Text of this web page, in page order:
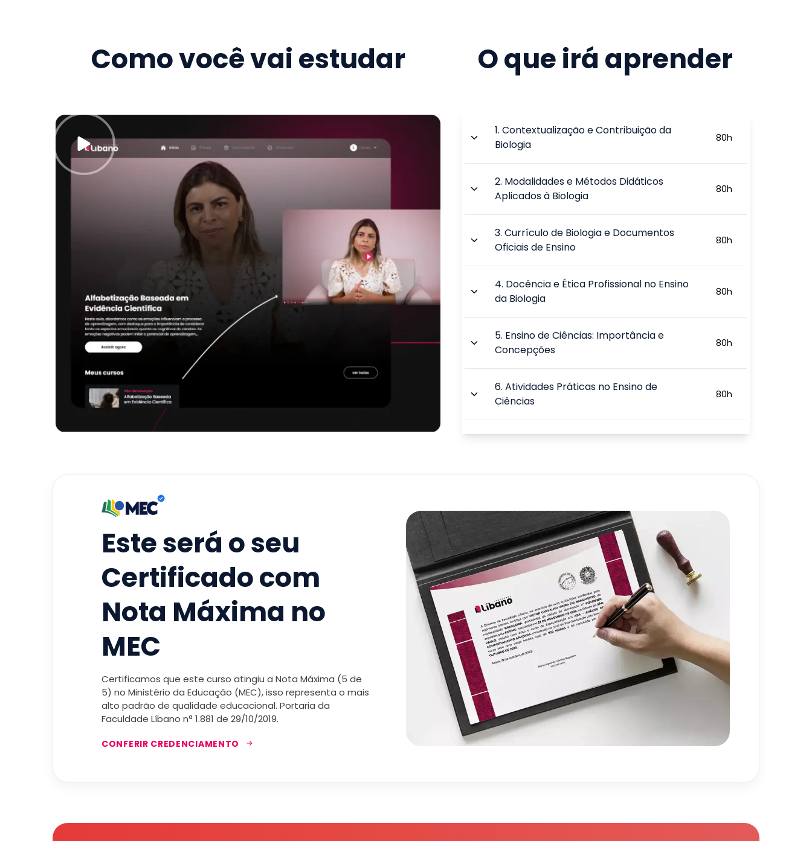
Como você vai estudar O que irá aprender
1.Contextualização e Contribuição da
Biologia
80h
2. Modalidades e Métodos Didáticos
Aplicados à Biologia
80h
3.Currículo de Biologia e Documentos
Oficiais de Ensino
80h
4. Docência e Ética Profissional no Ensino
da Biologia
80h
5. Ensino de Ciências: Importância e
Concepções
80h
6.Atividades Práticas no Ensino de
Ciências
80h
7.Ensino de Ciências Naturais na
9.Tecnologias Educacionais e o Docente
TOTAL:
Este será o seu
Certificado com
Nota Máxima no
MEC
Certificamos que este curso atingiu a Nota Máxima (5 de
5) no Ministério da Educação (MEC), isso representa o mais
alto padrão de qualidade educacional. Portaria da
Faculdade Líbano nª 1.881 de 29/10/2019.
CONFERIR CREDENCIAMENTO